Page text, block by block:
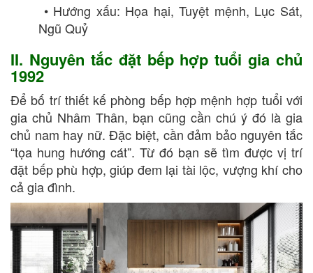
• Hướng xấu: Họa hại, Tuyệt mệnh, Lục Sát,
Ngũ Quỷ
II. Nguyên tắc đặt bếp hợp tuổi gia chủ
1992
Để bố trí thiết kế phòng bếp hợp mệnh hợp tuổi với
gia chủ Nhâm Thân, bạn cũng cần chú ý đó là gia
chủ nam hay nữ. Đặc biệt, cần đảm bảo nguyên tắc
“tọa hung hướng cát”. Từ đó bạn sẽ tìm được vị trí
đặt bếp phù hợp, giúp đem lại tài lộc, vượng khí cho
cả gia đình.